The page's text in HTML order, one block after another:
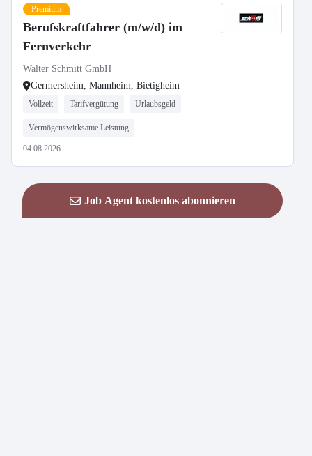
Premium
Berufskraftfahrer (m/w/d) im
Fernverkehr
Walter Schmitt GmbH
Germersheim, Mannheim, Bietigheim
Vollzeit Tarifvergütung Urlaubsgeld
Vermögenswirksame Leistung
04.08.2026
Job Agent kostenlos abonnieren